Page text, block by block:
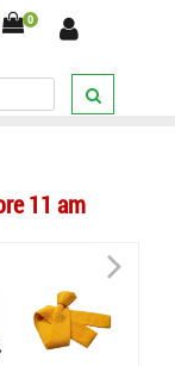
0
maglia slim tinta
11 am
>